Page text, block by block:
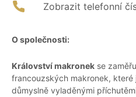
Zobrazit telefonní
O společnosti:
Království makronek se
francouzských makronek,
důmyslně vyladěnými